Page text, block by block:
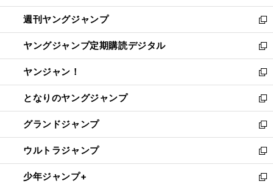
開
く
ウ
で
開
く
ン
ド
ウ
で
開
く
ウ
ィ
ン
ド
ウ
で
開
く
週刊ヤングジャンプ
新
し
い
ウ
ィ
ン
ド
ウ
で
開
く
ヤングジャンプ定期購読デジタル
新
し
い
ウ
ィ
ン
ド
ウ
で
開
く
ヤンジャン！
新
し
い
ウ
ィ
ン
ド
ウ
で
となりのヤングジャンプ
新
し
い
ウ
ィ
ン
ド
グランドジャンプ
新
し
い
ウ
ィ
ウルトラジャンプ
新
し
い
少年ジャンプ+
新